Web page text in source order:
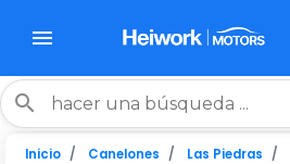
Inicio Canelones Las Piedras